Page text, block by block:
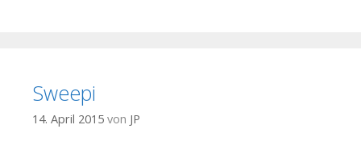
Sweepi
14. April 2015 von JP